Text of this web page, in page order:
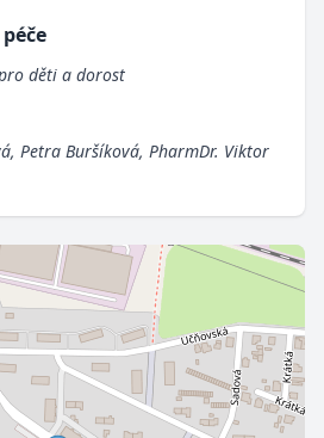
děti a dorost
Petra Buršíková, PharmDr. Viktor